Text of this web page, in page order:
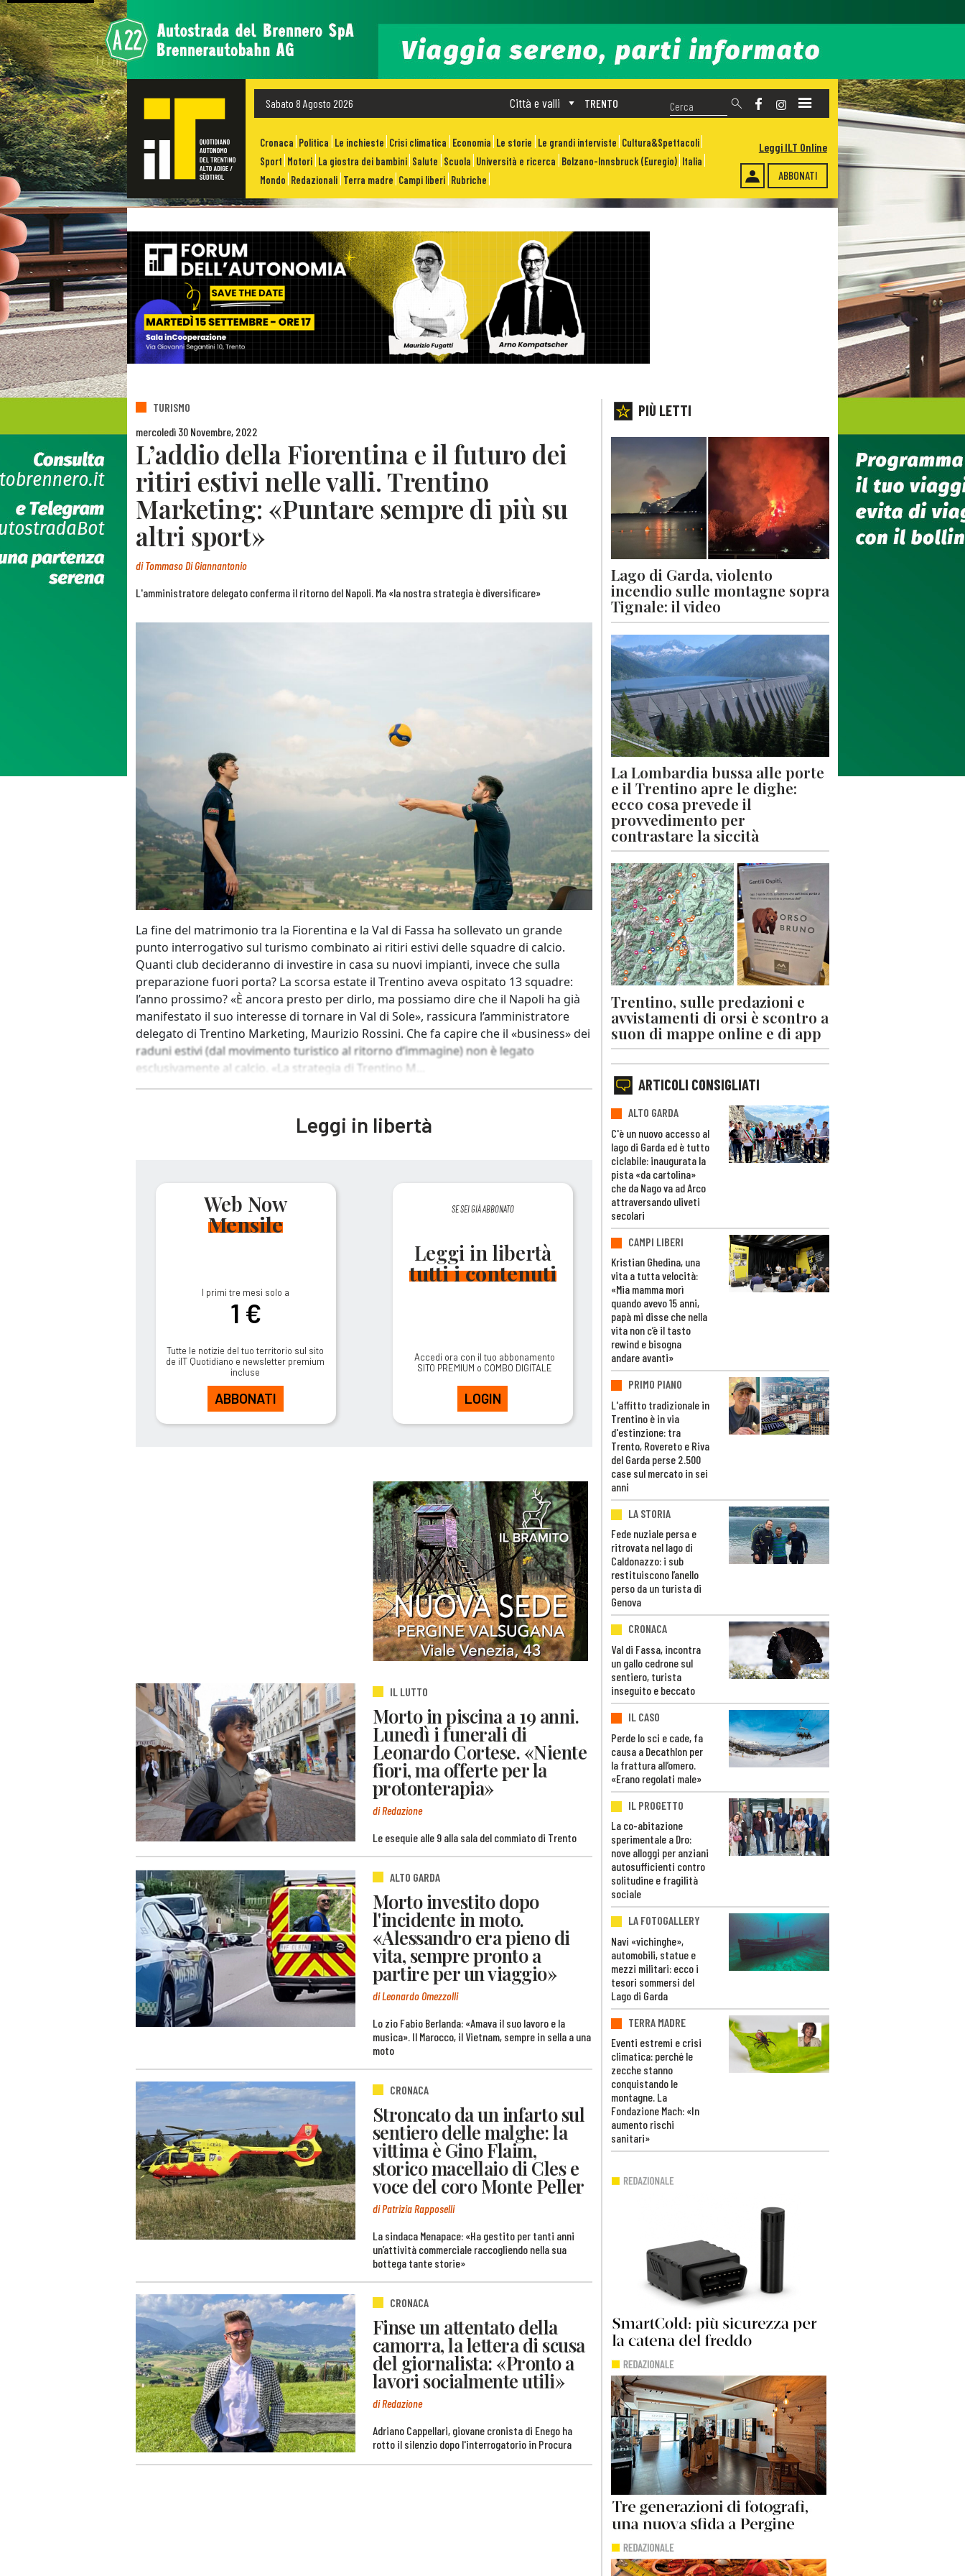
Sabato 8 Agosto 2026 TRENTO
Città e valli
Cronaca Politica Le inchieste Crisi climatica Economia Le storie Le grandi interviste Cultura&Spettacoli
Sport Motori La giostra dei bambini Salute Scuola Università e ricerca Bolzano-Innsbruck (Euregio) Italia
Mondo Redazionali Terra madre Campi liberi Rubriche ABBONATI
Leggi ILT Online
TURISMO
mercoledì 30 Novembre, 2022
L’addio della Fiorentina e il futuro dei
ritiri estivi nelle valli. Trentino
Marketing: «Puntare sempre di più su
altri sport»
diTommaso Di Giannantonio
L'amministratore delegato conferma il ritorno del Napoli. Ma «la nostra strategia è diversificare»
La fine del matrimonio tra la Fiorentina e la Val di Fassa ha sollevato un grande
punto interrogativo sul turismo combinato ai ritiri estivi delle squadre di calcio.
Quanti club decideranno di investire in casa su nuovi impianti, invece che sulla
preparazione fuori porta? La scorsa estate il Trentino aveva ospitato 13 squadre:
l’anno prossimo? «È ancora presto per dirlo, ma possiamo dire che il Napoli ha già
manifestato il suo interesse di tornare in Val di Sole», rassicura l’amministratore
delegato di Trentino Marketing, Maurizio Rossini. Che fa capire che il «business» dei
raduni estivi (dal movimento turistico al ritorno d’immagine) non è legato
esclusivamente al calcio. «La strategia di Trentino M...
Leggi in libertà
Web Now
Mensile
I primi tre mesi solo a
1 €
Tutte le notizie del tuo territorio sul sito
de ilT Quotidiano e newsletter premium
incluse
ABBONATI
SE SEI GIÀ ABBONATO
Leggi in libertà
tutti i contenuti
Accedi ora con il tuo abbonamento
SITO PREMIUM o COMBO DIGITALE
LOGIN
IL LUTTO
Morto in piscina a 19 anni.
Lunedì i funerali di
Leonardo Cortese. «Niente
fiori, ma offerte per la
protonterapia»
di Redazione
Le esequie alle 9 alla sala del commiato di Trento
ALTO GARDA
Morto investito dopo
l'incidente in moto.
«Alessandro era pieno di
vita, sempre pronto a
partire per un viaggio»
di Leonardo Omezzolli
Lo zio Fabio Berlanda: «Amava il suo lavoro e la
musica». Il Marocco, il Vietnam, sempre in sella a una
moto
CRONACA
Stroncato da un infarto sul
sentiero delle malghe: la
vittima è Gino Flaim,
storico macellaio di Cles e
voce del coro Monte Peller
di Patrizia Rapposelli
La sindaca Menapace: «Ha gestito per tanti anni
un’attività commerciale raccogliendo nella sua
bottega tante storie»
CRONACA
Finse un attentato della
camorra, la lettera di scusa
del giornalista: «Pronto a
lavori socialmente utili»
di Redazione
Adriano Cappellari, giovane cronista di Enego ha
rotto il silenzio dopo l'interrogatorio in Procura
PIÙ LETTI
Lago di Garda, violento
incendio sulle montagne sopra
Tignale: il video
La Lombardia bussa alle porte
e il Trentino apre le dighe:
ecco cosa prevede il
provvedimento per
contrastare la siccità
Trentino, sulle predazioni e
avvistamenti di orsi è scontro a
suon di mappe online e di app
ARTICOLI CONSIGLIATI
ALTO GARDA
C'è un nuovo accesso al
lago di Garda ed è tutto
ciclabile: inaugurata la
pista «da cartolina»
che da Nago va ad Arco
attraversando uliveti
secolari
CAMPI LIBERI
Kristian Ghedina, una
vita a tutta velocità:
«Mia mamma morì
quando avevo 15 anni,
papà mi disse che nella
vita non c’è il tasto
rewind e bisogna
andare avanti»
PRIMO PIANO
L'affitto tradizionale in
Trentino è in via
d'estinzione: tra
Trento, Rovereto e Riva
del Garda perse 2.500
case sul mercato in sei
anni
LA STORIA
Fede nuziale persa e
ritrovata nel lago di
Caldonazzo: i sub
restituiscono l’anello
perso da un turista di
Genova
CRONACA
Val di Fassa, incontra
un gallo cedrone sul
sentiero, turista
inseguito e beccato
IL CASO
Perde lo sci e cade, fa
causa a Decathlon per
la frattura all’omero.
«Erano regolati male»
IL PROGETTO
La co-abitazione
sperimentale a Dro:
nove alloggi per anziani
autosufficienti contro
solitudine e fragilità
sociale
LA FOTOGALLERY
Navi «vichinghe»,
automobili, statue e
mezzi militari: ecco i
tesori sommersi del
Lago di Garda
TERRA MADRE
Eventi estremi e crisi
climatica: perché le
zecche stanno
conquistando le
montagne. La
Fondazione Mach: «In
aumento rischi
sanitari»